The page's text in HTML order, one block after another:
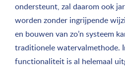
ondersteunt, zal daarom ook
worden zonder ingrijpende
en bouwen van zo’n systeem
traditionele watervalmethode.
functionaliteit is al helemaal